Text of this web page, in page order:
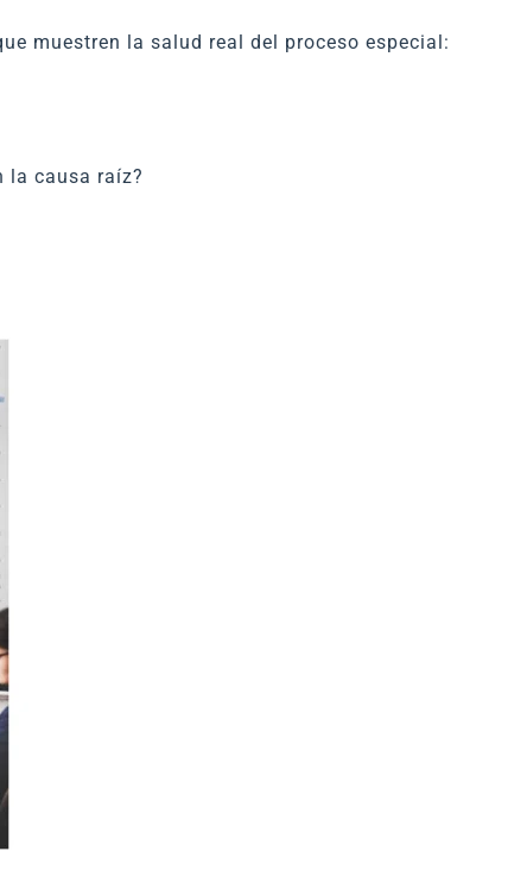
muestren la salud real del proceso especial:
la causa raíz?